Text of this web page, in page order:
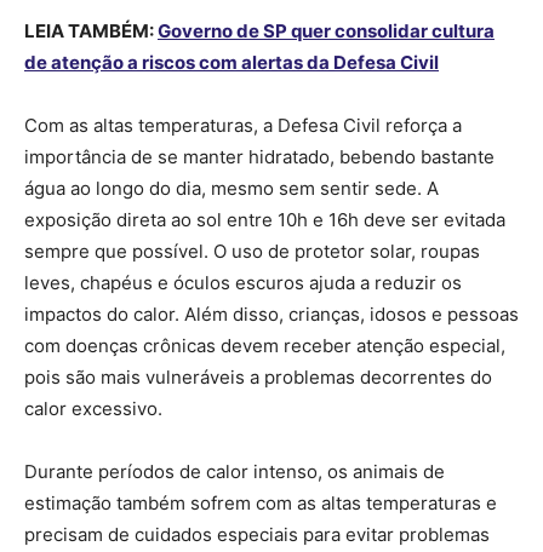
LEIA TAMBÉM:Governo de SP quer consolidar cultura
de atenção a riscos com alertas da Defesa Civil
Com as altas temperaturas, a Defesa Civil reforça a
importância de se manter hidratado, bebendo bastante
água ao longo do dia, mesmo sem sentir sede. A
exposição direta ao sol entre 10h e 16h deve ser evitada
sempre que possível. O uso de protetor solar, roupas
leves, chapéus e óculos escuros ajuda a reduzir os
impactos do calor. Além disso, crianças, idosos e pessoas
com doenças crônicas devem receber atenção especial,
pois são mais vulneráveis a problemas decorrentes do
calor excessivo.
Durante períodos de calor intenso, os animais de
estimação também sofrem com as altas temperaturas e
precisam de cuidados especiais para evitar problemas